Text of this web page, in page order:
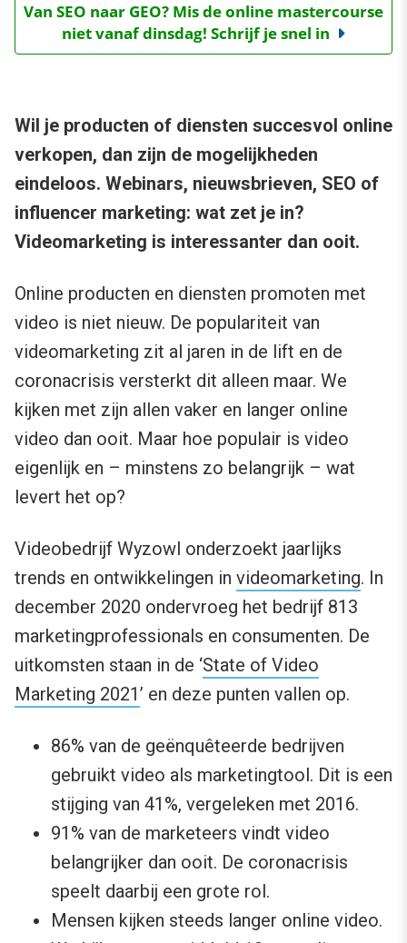
Van SEO naar GEO? Mis de online mastercourse
niet vanaf dinsdag! Schrijf je snel in
Wil je producten of diensten succesvol online
verkopen, dan zijn de mogelijkheden
eindeloos. Webinars, nieuwsbrieven, SEO of
influencer marketing: wat zet je in?
Videomarketing is interessanter dan ooit.
Online producten en diensten promoten met
video is niet nieuw. De populariteit van
videomarketing zit al jaren in de lift en de
coronacrisis versterkt dit alleen maar. We
kijken met zijn allen vaker en langer online
video dan ooit. Maar hoe populair is video
eigenlijk en – minstens zo belangrijk – wat
levert het op?
Videobedrijf Wyzowl onderzoekt jaarlijks
trends en ontwikkelingen in videomarketing. In
december 2020 ondervroeg het bedrijf 813
marketingprofessionals en consumenten. De
uitkomsten staan in de ‘State of Video
Marketing 2021’ en deze punten vallen op.
86% van de geënquêteerde bedrijven
gebruikt video als marketingtool. Dit is een
stijging van 41%, vergeleken met 2016.
91% van de marketeers vindt video
belangrijker dan ooit. De coronacrisis
speelt daarbij een grote rol.
Mensen kijken steeds langer online video.